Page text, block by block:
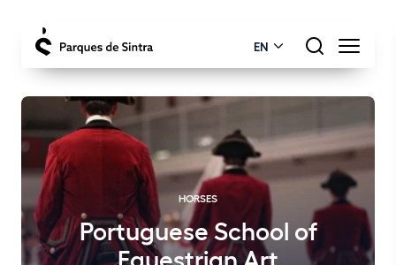
EN
HORSES
Portuguese School of
Equestrian Art